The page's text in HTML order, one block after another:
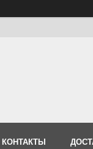
КОНТАКТЫ